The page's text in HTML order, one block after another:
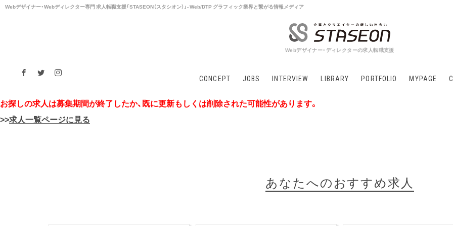
Webデザイナー・Webディレクター専⾨ 求⼈転職支援「STASEON（スタシオン）」- Web/DTP グラフィック業界と繋がる情報メディア
Webデザイナー・ディレクターの求人転職支援
CONCEPT JOBS INTERVIEW LIBRARY PORTFOLIO MYPAGE
お探しの求人は募集期間が終了したか、既に更新もしくは削除された可能性があります。
>>求人一覧ページに見る
あなたへのおすすめ求人